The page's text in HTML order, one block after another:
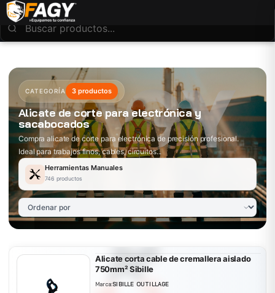
CATEGORÍA 3 productos
Alicate de corte para electrónica y
sacabocados
Compra alicate de corte para electrónica de precisión profesional.
Ideal para trabajos finos, cables, circuitos...
Herramientas Manuales
746 productos
Alicate corta cable de cremallera aislado
750mm² Sibille
Marca:SIBILLE OUTILLAGE